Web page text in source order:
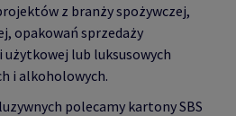
z branży spożywczej,
opakowań sprzedaży
lub luksusowych
i alkoholowych.
polecamy kartony SBS